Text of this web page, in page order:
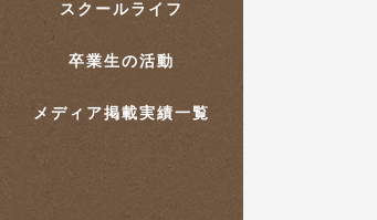
スクールライフ
卒業生の活動
メディア掲載実績一覧